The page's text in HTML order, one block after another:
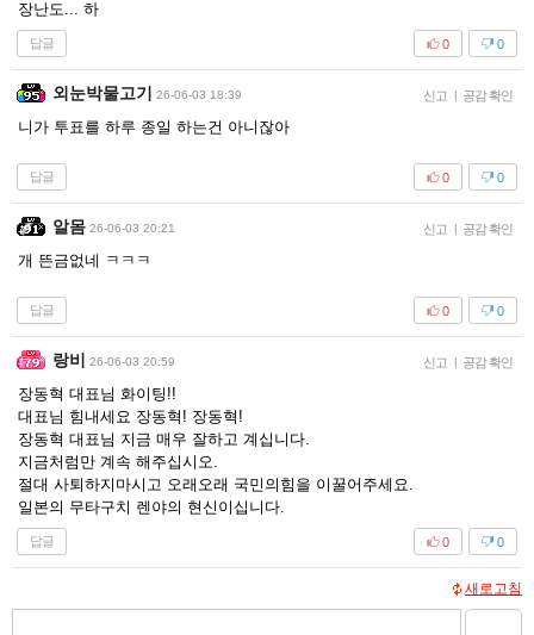
장난도... 하
답글 0
0
외눈박물고기 26-06-03 18:39 신고 | 공감 확인
니가 투표를 하루 종일 하는건 아니잖아
답글 0
0
알몸 26-06-03 20:21 신고 | 공감 확인
개 뜬금없네 ㅋㅋㅋ
답글 0
0
랑비 26-06-03 20:59 신고 | 공감 확인
장동혁 대표님 화이팅!!
대표님 힘내세요 장동혁! 장동혁!
장동혁 대표님 지금 매우 잘하고 계십니다.
지금처럼만 계속 해주십시오.
절대 사퇴하지마시고 오래오래 국민의힘을 이꿀어주세요.
일본의 무타구치 렌야의 현신이십니다.
답글 0
0
새로고침